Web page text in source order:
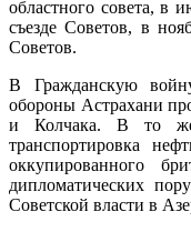
областного совета, в
съезде Советов, в
Советов.
В Гражданскую
обороны Астрахани
и Колчака. В то же
транспортировка
оккупированного
дипломатических
Советской власти в